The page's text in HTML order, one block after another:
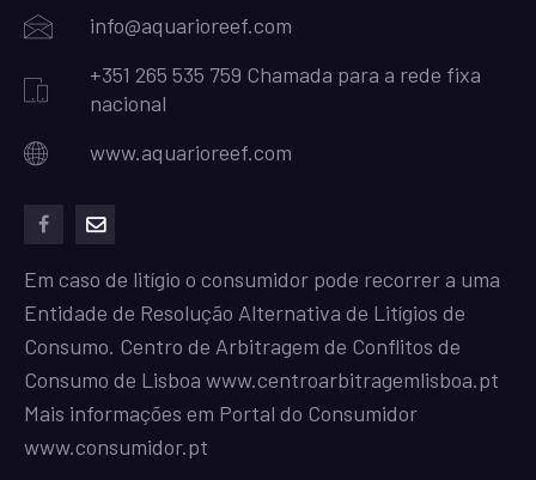
info@aquarioreef.com
+351 265 535 759 Chamada para a rede fixa
nacional
www.aquarioreef.com
Em caso de litígio o consumidor pode recorrer a uma
Entidade de Resolução Alternativa de Litígios de
Consumo. Centro de Arbitragem de Conflitos de
Consumo de Lisboa www.centroarbitragemlisboa.pt
Mais informações em Portal do Consumidor
www.consumidor.pt